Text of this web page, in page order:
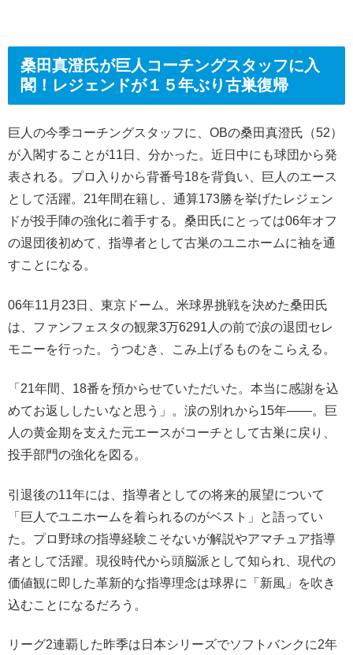
桑田真澄氏が巨人コーチングスタッフに入
閣！レジェンドが１５年ぶり古巣復帰
巨人の今季コーチングスタッフに、OBの桑田真澄氏（52）
が入閣することが11日、分かった。近日中にも球団から発
表される。プロ入りから背番号18を背負い、巨人のエース
として活躍。21年間在籍し、通算173勝を挙げたレジェン
ドが投手陣の強化に着手する。桑田氏にとっては06年オフ
の退団後初めて、指導者として古巣のユニホームに袖を通
すことになる。
06年11月23日、東京ドーム。米球界挑戦を決めた桑田氏
は、ファンフェスタの観衆3万6291人の前で涙の退団セレ
モニーを行った。うつむき、こみ上げるものをこらえる。
「21年間、18番を預からせていただいた。本当に感謝を込
めてお返ししたいなと思う」。涙の別れから15年――。巨
人の黄金期を支えた元エースがコーチとして古巣に戻り、
投手部門の強化を図る。
引退後の11年には、指導者としての将来的展望について
「巨人でユニホームを着られるのがベスト」と語ってい
た。プロ野球の指導経験こそないが解説やアマチュア指導
者として活躍。現役時代から頭脳派として知られ、現代の
価値観に即した革新的な指導理念は球界に「新風」を吹き
込むことになるだろう。
リーグ2連覇した昨季は日本シリーズでソフトバンクに2年